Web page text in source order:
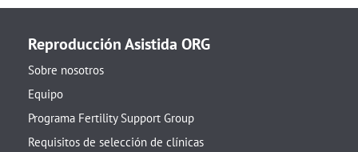
Reproducción Asistida ORG
Sobre nosotros
Equipo
Programa Fertility Support Group
Requisitos de selección de clínicas